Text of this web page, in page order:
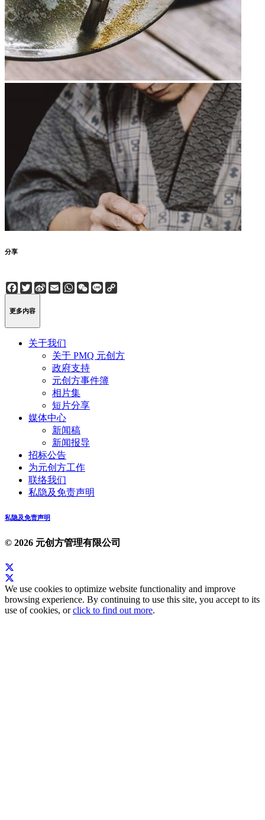
分享
Facebook
Twitter
Sina
Weibo
EmailWhatsApp
WeChat
Line
更多内容
关于我们
关于 PMQ 元创方
政府支持
元创方事件簿
相片集
短片分享
媒体中心
新闻稿
新闻报导
招标公告
为元创方工作
联络我们
私隐及免责声明
私隐及免责声明
© 2026 元创方管理有限公司
We use cookies to optimize website functionality and improve
browsing experience. By continuing to use this site, you accept to its
use of cookies, orclick to find out more.